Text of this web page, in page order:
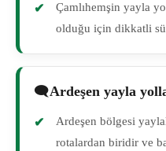
Çamlıhemşin yayla
olduğu için dikkatli
Ardeşen yayla
Ardeşen bölgesi
rotalardan biridir ve